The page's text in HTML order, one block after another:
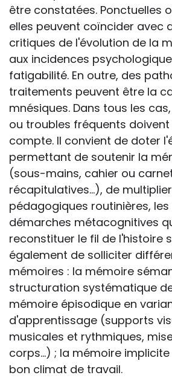
être constatées. Ponctuelles
elles peuvent coïncider avec
critiques de l'évolution de la
aux incidences
fatigabilité. En outre, des
traitements peuvent être la
mnésiques. Dans tous les
ou troubles fréquents
compte. Il convient de doter
permettant de soutenir la
(sous-mains, cahier ou
récapitulatives...), de
pédagogiques routinières,
démarches métacognitives
reconstituer le fil de l'histoire
également de solliciter
mémoires : la mémoire
structuration systématique
mémoire épisodique en
d'apprentissage (supports
musicales et rythmiques,
corps...) ; la mémoire
bon climat de travail.